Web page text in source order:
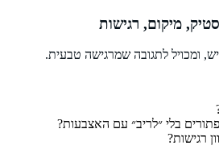
ומכויל לתגובה שמרגישה טבעית.
בלי ״לריב״ עם האצבעות?
רגישות?